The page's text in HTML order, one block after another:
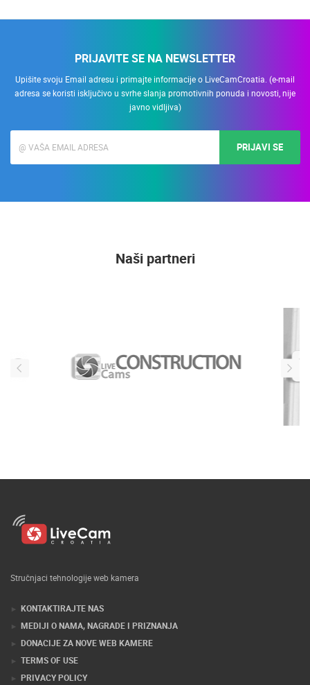
PRIJAVITE SE NA NEWSLETTER
Upišite svoju Email adresu i primajte informacije o LiveCamCroatia. (e-mail
adresa se koristi isključivo u svrhe slanja promotivnih ponuda i novosti, nije
javno vidljiva)
PRIJAVI SE
Naši partneri
Stručnjaci tehnologije web kamera
KONTAKTIRAJTE NAS
MEDIJI O NAMA, NAGRADE I PRIZNANJA
DONACIJE ZA NOVE WEB KAMERE
TERMS OF USE
PRIVACY POLICY